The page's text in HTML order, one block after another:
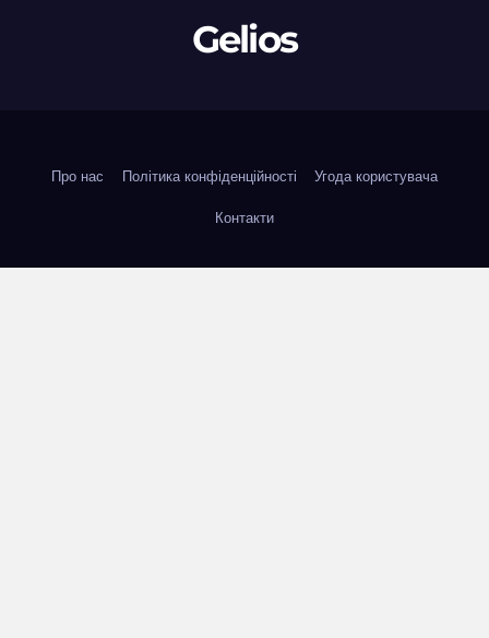
Gelios
Про нас Політика конфіденційності Угода користувача
Контакти